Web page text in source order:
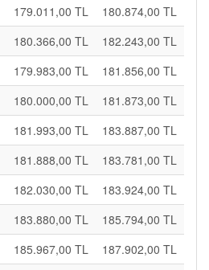
179.011,00 TL
180.874,00 TL
180.366,00 TL
182.243,00 TL
179.983,00 TL
181.856,00 TL
180.000,00 TL
181.873,00 TL
181.993,00 TL
183.887,00 TL
181.888,00 TL
183.781,00 TL
182.030,00 TL
183.924,00 TL
183.880,00 TL
185.794,00 TL
185.967,00 TL
187.902,00 TL